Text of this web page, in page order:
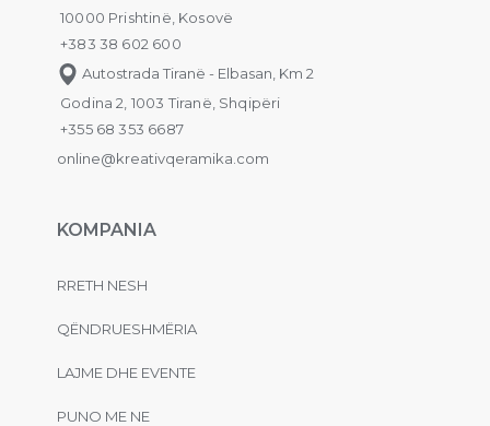
10000 Prishtinë, Kosovë
+383 38 602 600
Autostrada Tiranë - Elbasan, Km 2
Godina 2, 1003 Tiranë, Shqipëri
+355 68 353 6687
online@kreativqeramika.com
KOMPANIA
RRETH NESH
QËNDRUESHMËRIA
LAJME DHE EVENTE
PUNO ME NE